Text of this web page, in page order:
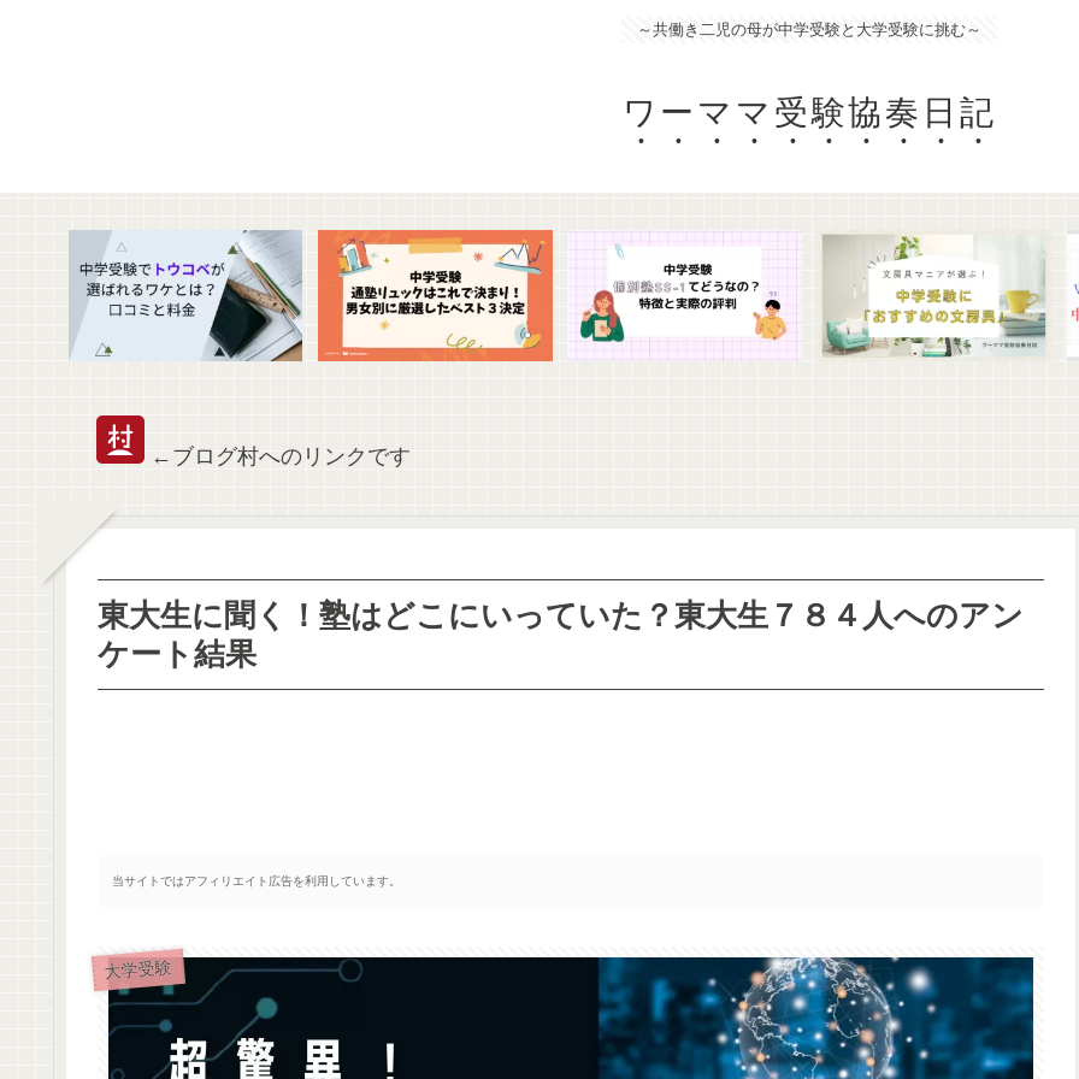
～共働き二児の母が中学受験と大学受験に挑む～
ワーママ受験協奏日記
←ブログ村へのリンクです
東大生に聞く！塾はどこにいっていた？東大生７８４人へのアン
ケート結果
当サイトではアフィリエイト広告を利用しています。
大学受験